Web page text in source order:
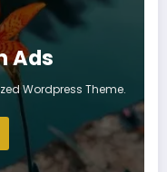
Ads
Wordpress Theme.